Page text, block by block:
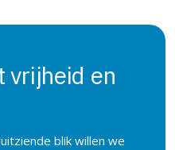
vrijheid en
blik willen we